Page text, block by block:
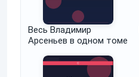
Весь Владимир
Арсеньев в одном томе